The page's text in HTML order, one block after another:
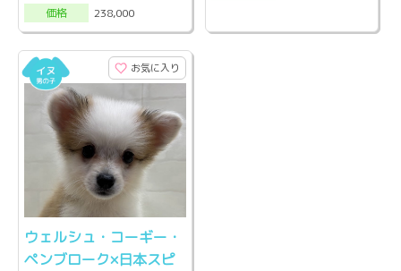
価格
238,000
お気に入り
ウェルシュ・コーギー・
ペンブローク×日本スピ